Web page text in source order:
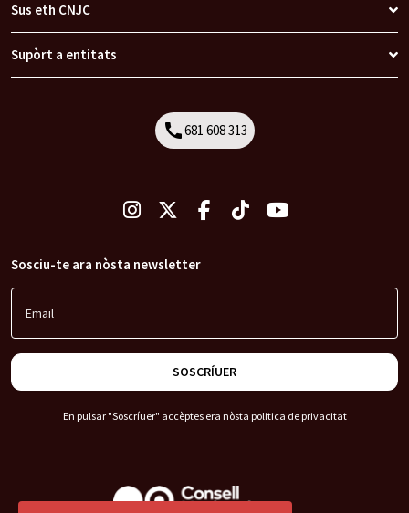
Sus eth CNJC
Supòrt a entitats
call Call
681 608 313
Sosciu-te ara nòsta newsletter
Email
SOSCRÍUER
En pulsar "Soscríuer" accèptes era nòsta politica de privacitat